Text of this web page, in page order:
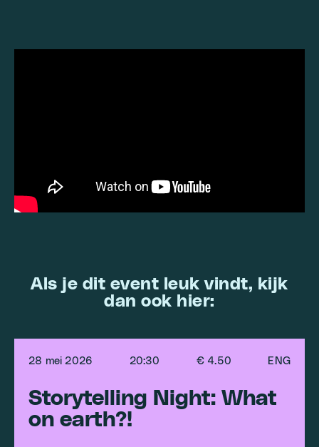
Als je dit event leuk vindt, kijk
dan ook hier:
28 mei 2026 20:30 € 4.50 ENG
Storytelling Night: What
on earth?!